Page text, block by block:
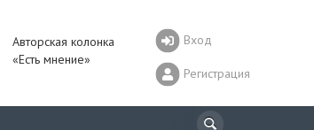
Авторская колонка
«Есть мнение»
Вход
Регистрация